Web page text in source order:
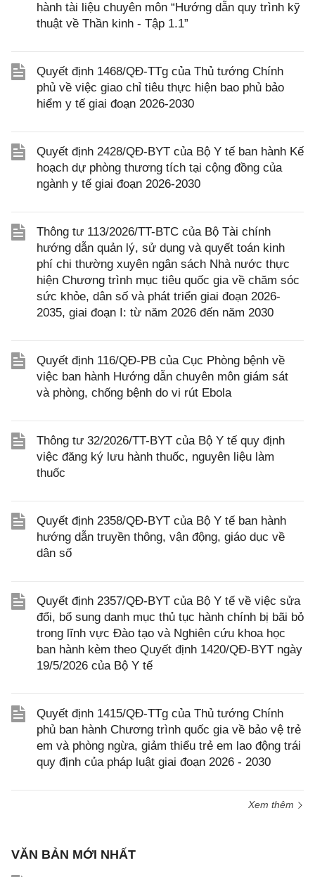
hành tài liệu chuyên môn “Hướng dẫn quy trình kỹ
thuật về Thần kinh - Tập 1.1”
Quyết định 1468/QĐ-TTg của Thủ tướng Chính
phủ về việc giao chỉ tiêu thực hiện bao phủ bảo
hiểm y tế giai đoạn 2026-2030
Quyết định 2428/QĐ-BYT của Bộ Y tế ban hành Kế
hoạch dự phòng thương tích tại cộng đồng của
ngành y tế giai đoạn 2026-2030
Thông tư 113/2026/TT-BTC của Bộ Tài chính
hướng dẫn quản lý, sử dụng và quyết toán kinh
phí chi thường xuyên ngân sách Nhà nước thực
hiện Chương trình mục tiêu quốc gia về chăm sóc
sức khỏe, dân số và phát triển giai đoạn 2026-
2035, giai đoạn I: từ năm 2026 đến năm 2030
Quyết định 116/QĐ-PB của Cục Phòng bệnh về
việc ban hành Hướng dẫn chuyên môn giám sát
và phòng, chống bệnh do vi rút Ebola
Thông tư 32/2026/TT-BYT của Bộ Y tế quy định
việc đăng ký lưu hành thuốc, nguyên liệu làm
thuốc
Quyết định 2358/QĐ-BYT của Bộ Y tế ban hành
hướng dẫn truyền thông, vận động, giáo dục về
dân số
Quyết định 2357/QĐ-BYT của Bộ Y tế về việc sửa
đổi, bổ sung danh mục thủ tục hành chính bị bãi bỏ
trong lĩnh vực Đào tạo và Nghiên cứu khoa học
ban hành kèm theo Quyết định 1420/QĐ-BYT ngày
19/5/2026 của Bộ Y tế
Quyết định 1415/QĐ-TTg của Thủ tướng Chính
phủ ban hành Chương trình quốc gia về bảo vệ trẻ
em và phòng ngừa, giảm thiểu trẻ em lao động trái
quy định của pháp luật giai đoạn 2026 - 2030
Xem thêm
VĂN BẢN MỚI NHẤT